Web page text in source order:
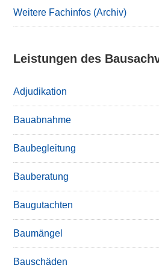
Weitere Fachinfos (Archiv)
Leistungen des
Adjudikation
Bauabnahme
Baubegleitung
Bauberatung
Baugutachten
Baumängel
Bauschäden